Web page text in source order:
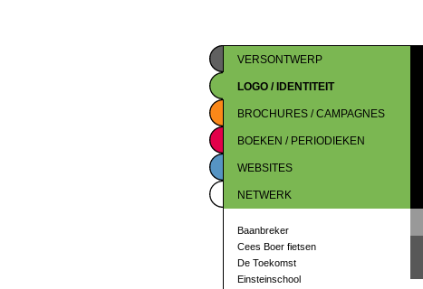
VERSONTWERP
LOGO / IDENTITEIT
BROCHURES / CAMPAGNES
BOEKEN / PERIODIEKEN
WEBSITES
NETWERK
Baanbreker
Cees Boer fietsen
De Toekomst
Einsteinschool